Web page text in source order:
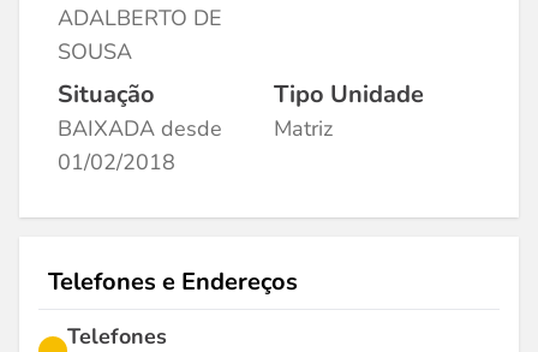
ADALBERTO DE
SOUSA
Situação
BAIXADA desde
01/02/2018
Tipo Unidade
Matriz
Telefones e Endereços
Telefones